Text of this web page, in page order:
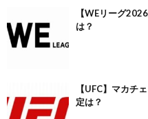
【WEリーグ
は？
【UFC】マカチ
定は？